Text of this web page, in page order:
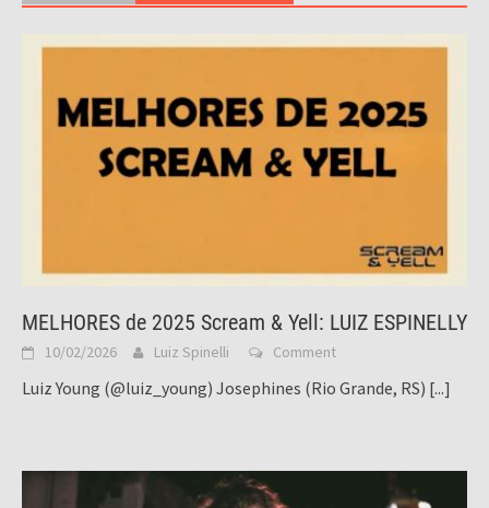
MELHORES de 2025 Scream & Yell: LUIZ ESPINELLY
10/02/2026 Luiz Spinelli Comment
Luiz Young (@luiz_young) Josephines (Rio Grande, RS) [...]